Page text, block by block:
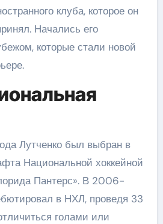
клуба, которое он
Начались его
которые стали новой
Лутченко был выбран в
Национальной хоккейной
Пантерс». В 2006-
в НХЛ, проведя 33
голами или